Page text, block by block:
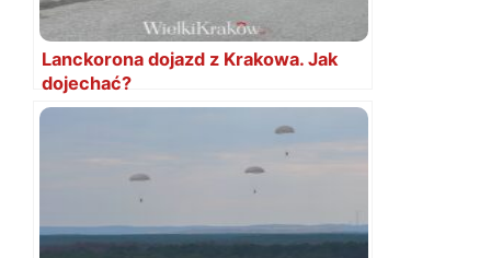
Lanckorona dojazd z Krakowa. Jak
dojechać?